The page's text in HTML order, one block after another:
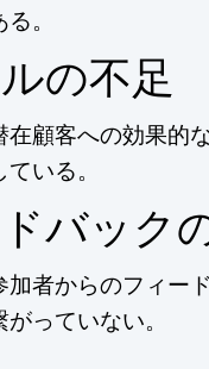
。
の不足
顧客への効果的
いる。
バック
者からのフィー
っていない。